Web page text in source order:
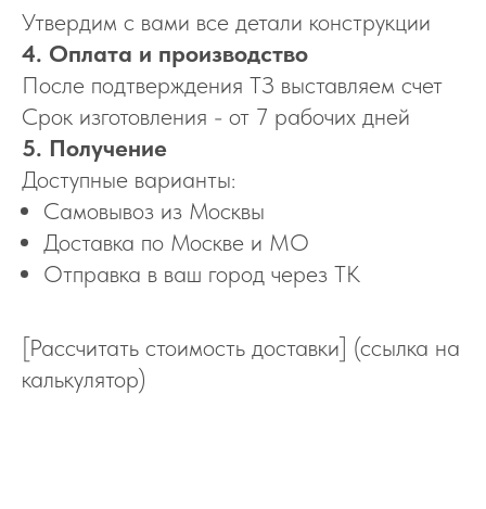
Утвердим с вами все детали конструкции
4. Оплата и производство
После подтверждения ТЗ выставляем счет
Срок изготовления - от 7 рабочих дней
5. Получение
Доступные варианты:
Самовывоз из Москвы
Доставка по Москве и МО
Отправка в ваш город через ТК
[Рассчитать стоимость доставки] (ссылка на
калькулятор)